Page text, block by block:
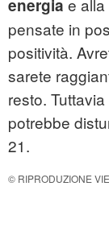
energia e alla
pensate in
positività.
sarete
resto.
potrebbe
21.
© RIPRODUZIONE